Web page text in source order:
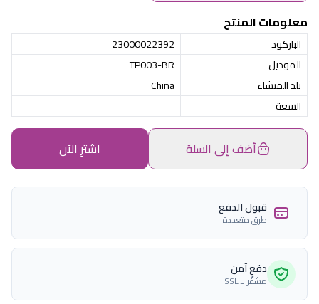
معلومات المنتج
الباركود
23000022392
الموديل
TP003-BR
بلد المنشاء
China
السعة
أضف إلى السلة اشترِ الآن
قبول الدفع
طرق متعددة
دفع آمن
مشفّر بـ SSL